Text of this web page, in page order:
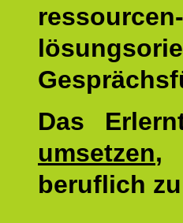
Das
umsetzen,
beruflich